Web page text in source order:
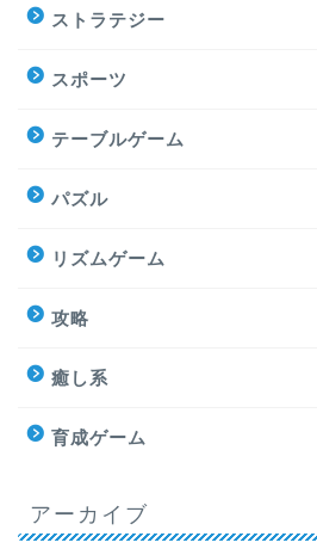
ストラテジー
スポーツ
テーブルゲーム
パズル
リズムゲーム
攻略
癒し系
育成ゲーム
アーカイブ